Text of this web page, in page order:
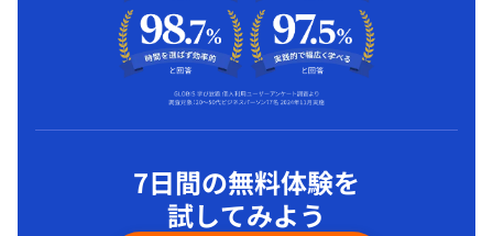
7日間の無料体験を
試してみよう